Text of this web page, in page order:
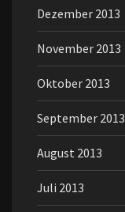
Dezember 2013
November 2013
Oktober 2013
September 2013
August 2013
Juli 2013